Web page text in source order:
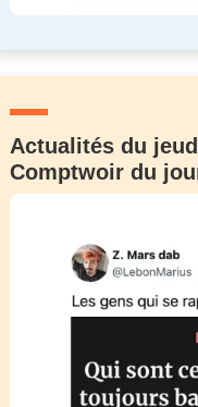
Actualités du
Comptwoir du